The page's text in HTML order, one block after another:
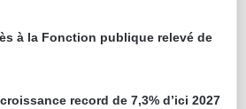
à la Fonction publique relevé de
record de 7,3% d’ici 2027